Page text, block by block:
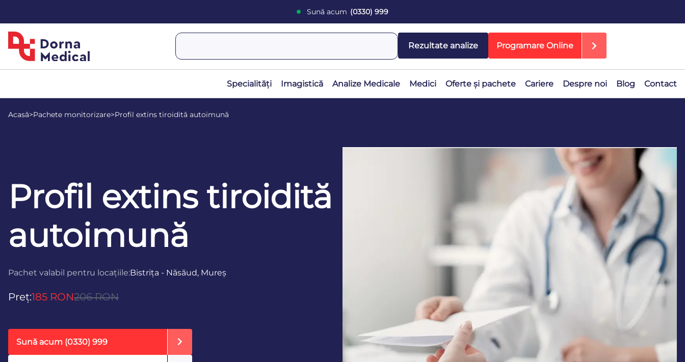
Sună acum (0330) 999
Rezultate analize Programare Online
Specialități Imagistică Analize Medicale Medici Oferte și pachete Cariere Despre noi Blog Contact
Acasă>Pachete monitorizare>Profil extins tiroidită autoimună
Profil extins tiroidită
autoimună
Pachet valabil pentru locațiile:Bistrița - Năsăud, Mureș
Preț:185 RON206 RON
Sună acum (0330) 999